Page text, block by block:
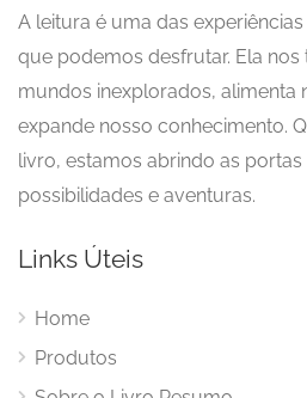
A leitura é uma das
que podemos desfrutar. Ela
mundos inexplorados, alimenta
expande nosso conhecimento.
livro, estamos abrindo as portas
possibilidades e aventuras.
Links Úteis
Home
Produtos